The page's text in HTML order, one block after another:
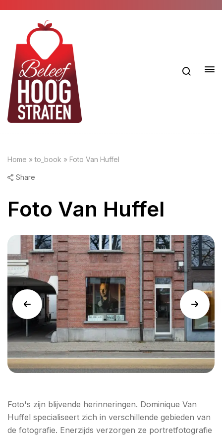
Home »to_book » Foto Van Huffel
Share
Foto Van Huffel
Foto's zijn blijvende herinneringen. Dominique Van
Huffel specialiseert zich in verschillende gebieden van
de fotografie. Enerzijds verzorgen ze portretfotografie